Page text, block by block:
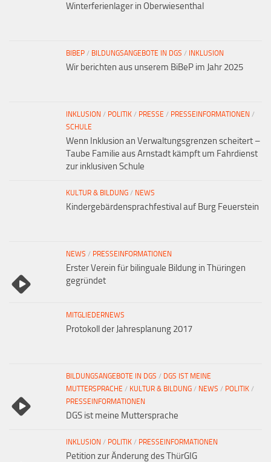
Winterferienlager in Oberwiesenthal
BIBEP / BILDUNGSANGEBOTE IN DGS / INKLUSION
Wir berichten aus unserem BiBeP im Jahr 2025
INKLUSION / POLITIK / PRESSE / PRESSEINFORMATIONEN /
SCHULE
Wenn Inklusion an Verwaltungsgrenzen scheitert –
Taube Familie aus Arnstadt kämpft um Fahrdienst
zur inklusiven Schule
KULTUR & BILDUNG / NEWS
Kindergebärdensprachfestival auf Burg Feuerstein
NEWS / PRESSEINFORMATIONEN
Erster Verein für bilinguale Bildung in Thüringen
gegründet
MITGLIEDERNEWS
Protokoll der Jahresplanung 2017
BILDUNGSANGEBOTE IN DGS / DGS IST MEINE
MUTTERSPRACHE / KULTUR & BILDUNG / NEWS / POLITIK /
PRESSEINFORMATIONEN
DGS ist meine Muttersprache
INKLUSION / POLITIK / PRESSEINFORMATIONEN
Petition zur Änderung des ThürGIG